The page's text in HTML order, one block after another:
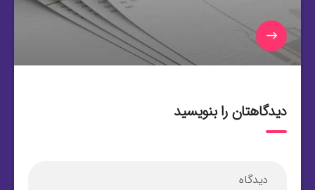
دیدگاهتان را بنویسید